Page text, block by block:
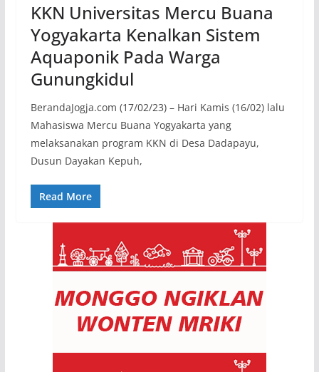
KKN Universitas Mercu Buana
Yogyakarta Kenalkan Sistem
Aquaponik Pada Warga
Gunungkidul
BerandaJogja.com (17/02/23) – Hari Kamis (16/02) lalu
Mahasiswa Mercu Buana Yogyakarta yang
melaksanakan program KKN di Desa Dadapayu,
Dusun Dayakan Kepuh,
Read More